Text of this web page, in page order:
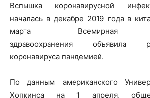
Вспышка коронавирусной
началась в декабре 2019 года в
марта Всемирная
здравоохранения объявила
коронавируса пандемией.
По данным американского
Хопкинса на 1 апреля,